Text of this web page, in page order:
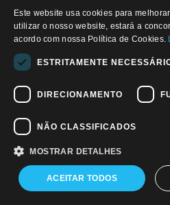
© 2026, APWPT II
Política de
Este website usa cookies para
utilizar o nosso website, estará a
acordo com nossa Política de Cookies.
ESTRITAMENTE
DIRECIONAMENTO
NÃO CLASSIFICADOS
MOSTRAR DETALHES
ACEITAR TODOS